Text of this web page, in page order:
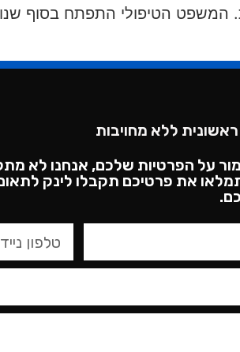
ראשונית ללא מחויבות
על הפרטיות שלכם, אנחנו לא
את פרטיכם תקבלו לינק